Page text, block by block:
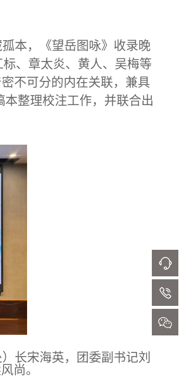
本，《望岳图咏》收录晚
、章太炎、黄人、吴梅等
不可分的内在关联，兼具
整理校注工作，并联合出
长宋海英，团委副书记刘
尚。